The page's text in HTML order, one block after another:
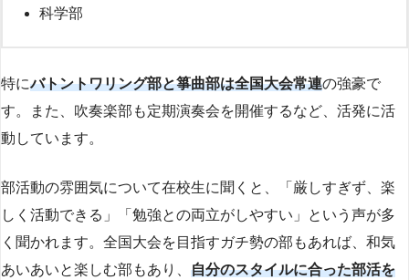
科学部
特にバトントワリング部と箏曲部は全国大会常連の強豪で
す。また、吹奏楽部も定期演奏会を開催するなど、活発に活
動しています。
部活動の雰囲気について在校生に聞くと、「厳しすぎず、楽
しく活動できる」「勉強との両立がしやすい」という声が多
く聞かれます。全国大会を目指すガチ勢の部もあれば、和気
あいあいと楽しむ部もあり、 自分のスタイルに合った部活を